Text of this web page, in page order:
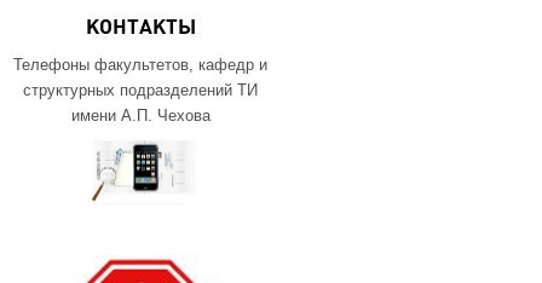
КОНТАКТЫ
Телефоны факультетов, кафедр и
структурных подразделений ТИ
имени А.П. Чехова